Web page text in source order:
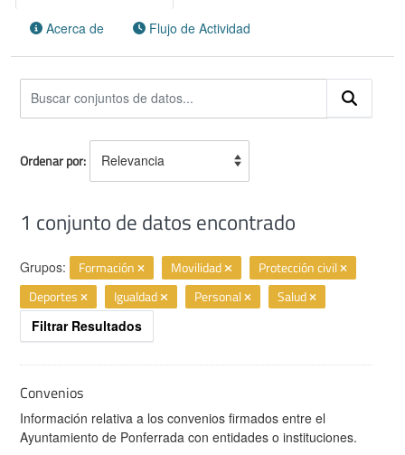
Acerca de Flujo de Actividad
Ordenar por
1 conjunto de datos encontrado
Grupos: Formación Movilidad
Protección civil
Deportes
Igualdad Personal Salud
Filtrar Resultados
Convenios
Información relativa a los convenios firmados entre el
Ayuntamiento de Ponferrada con entidades o instituciones.